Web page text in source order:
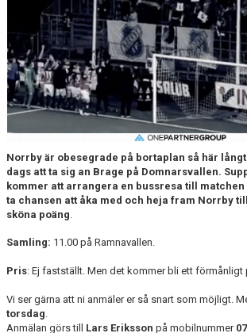
MATCHER
NÄRA NORRBY
VÄRDEGRUND
Norrby är obesegrade på bortaplan så här
dags att ta sig an Brage på Domnarsvallen.
kommer att arrangera en bussresa till matchen
ta chansen att åka med och heja fram Norrby
sköna poäng
Samling: 11.00 på Ramnavallen.
Pris: Ej fastställt. Men det kommer bli ett förmånligt
Vi ser gärna att ni anmäler er så snart som möjligt.
torsdag
Anmälan görs till Lars Eriksson på mobilnummer